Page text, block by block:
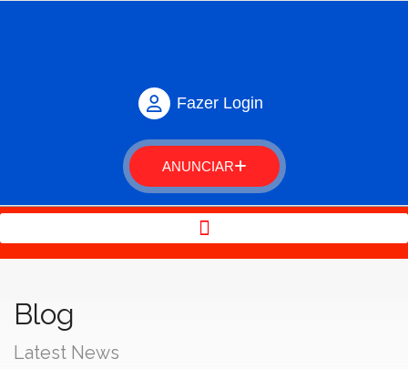
Fazer Login
ANUNCIAR
Blog
Latest News